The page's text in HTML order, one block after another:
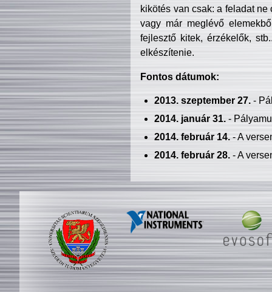
kikötés van csak: a feladat
vagy már meglévő
fejlesztő kitek, érzékelők,
elkészítenie.
Fontos dátumok:
2013. szeptember 27.-
2014. január 31.-
2014. február 14.- A
2014. február 28.- A